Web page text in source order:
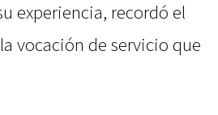
experiencia, recordó el
vocación de servicio que